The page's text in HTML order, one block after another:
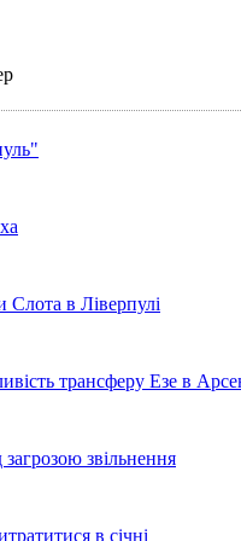
Слота в Ліверпулі
трансферу Езе в
звільнення
в січні